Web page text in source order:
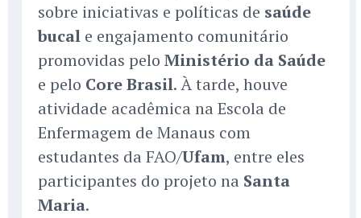
sobre iniciativas e políticas de saúde
bucal e engajamento comunitário
promovidas pelo Ministério da Saúde
e pelo Core Brasil. À tarde, houve
atividade acadêmica na Escola de
Enfermagem de Manaus com
estudantes da FAO/Ufam, entre eles
participantes do projeto na Santa
Maria.